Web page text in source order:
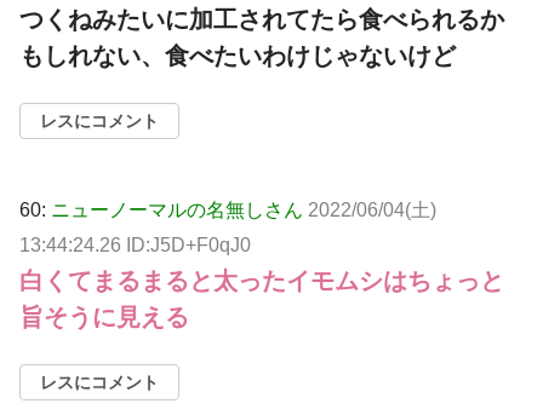
つくねみたいに加工されてたら食べられるか
もしれない、食べたいわけじゃないけど
レスにコメント
60: ニューノーマルの名無しさん 2022/06/04(土)
13:44:24.26 ID:J5D+F0qJ0
白くてまるまると太ったイモムシはちょっと
旨そうに見える
レスにコメント